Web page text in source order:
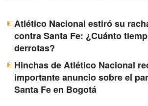
Atlético Nacional estiró su
contra Santa Fe: ¿Cuánto
derrotas?
Hinchas de Atlético Nacional
importante anuncio sobre el
Santa Fe en Bogotá